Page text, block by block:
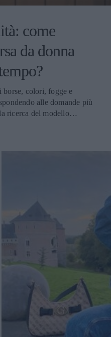
come
da donna
borse, colori, fogge e
alle domande più
ricerca del modello